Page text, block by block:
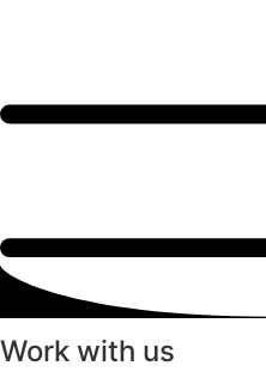
Work with us